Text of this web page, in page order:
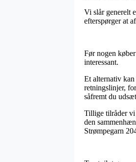
Vi slår generelt
efterspørger at
Før nogen
interessant.
Et alternativ
retningslinjer,
såfremt du
Tillige tilråder vi
den
Strømpegarn